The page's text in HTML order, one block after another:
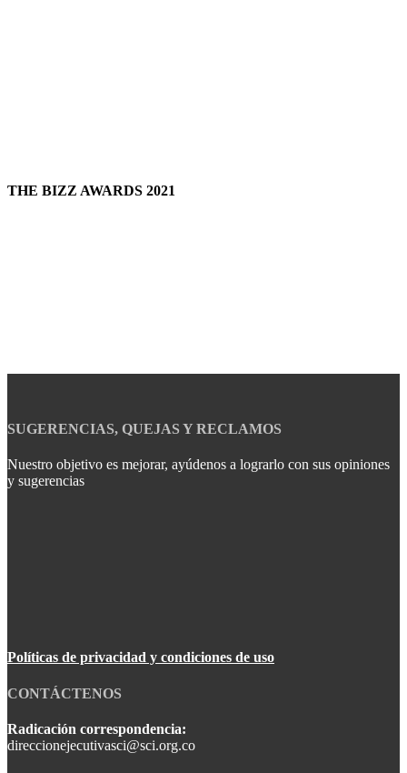
THE BIZZ AWARDS 2021
SUGERENCIAS, QUEJAS Y RECLAMOS
Nuestro objetivo es mejorar, ayúdenos a lograrlo con sus opiniones
y sugerencias
Políticas de privacidad y condiciones de uso
CONTÁCTENOS
Radicación correspondencia:
direccionejecutivasci@sci.org.co